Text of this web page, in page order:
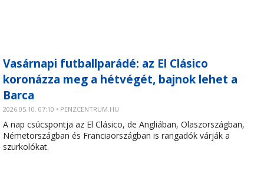
Vasárnapi futballparádé: az El Clásico
koronázza meg a hétvégét, bajnok lehet a
Barca
2026.05.10. 07:10 • PENZCENTRUM.HU
A nap csúcspontja az El Clásico, de Angliában, Olaszországban,
Németországban és Franciaországban is rangadók várják a
szurkolókat.